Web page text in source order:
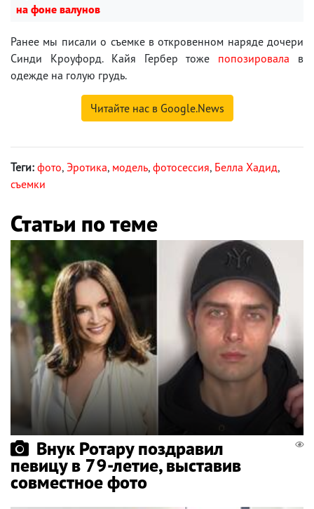
на фоне валунов
Ранее мы писали о съемке в откровенном наряде дочери
Синди Кроуфорд. Кайя Гербер тоже попозировала в
одежде на голую грудь.
Читайте нас в Google.News
Теги: фото, Эротика, модель, фотосессия, Белла Хадид,
съемки
Статьи по теме
Внук Ротару поздравил
певицу в 79-летие, выставив
совместное фото